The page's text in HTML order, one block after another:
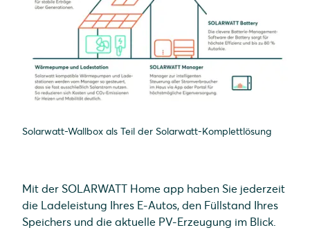
Solarwatt-Wallbox als Teil der Solarwatt-Komplettlösung
Mit der SOLARWATT Home app haben Sie jederzeit
die Ladeleistung Ihres E-Autos, den Füllstand Ihres
Speichers und die aktuelle PV-Erzeugung im Blick.